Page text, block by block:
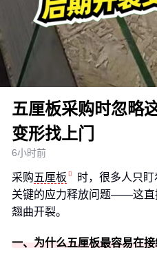
五厘板采购时忽略
变形找上门
6小时前
采购五厘板
时，很多人只
关键的应力释放问题——这直
翘曲开裂。
一、为什么五厘板最容易在接